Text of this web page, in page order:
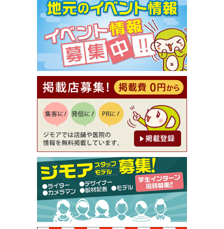
【ジモア限定①】初回割引 特価 VIO脱毛11,000円
⇒8,800円（メンズ専門ワックス脱毛サロン Mickle
（ミックル））
[有効期限]2026年9月30日
【ジモア読者特典2】コース 3,500円→3,000円（料
理5品+2時間飲み放題）（創作イタリアン Pia Cu
ore（ピアクオーレ））
[有効期限]2026年9月30日
【ジモア読者特典1】料理全品20％OFF ※18時以
降（創作イタリアン Pia Cuore（ピアクオーレ））
[有効期限]2026年9月30日
【ジモア限定②】初回割引 特価 鼻毛脱毛 半額 2,2
00円⇒1,100円（メンズ専門ワックス脱毛サロン Mi
ckle（ミックル））
[有効期限]2026年9月30日
【ジモア限定特典①】まつ毛カール 3,850円→ 2,7
50円（Premiere（プルミエール））
[有効期限]2026年9月30日
焼き餃子 一皿サービス（餃子酒場たっちゃん 西
早稲田店）
[有効期限]2026年9月30日